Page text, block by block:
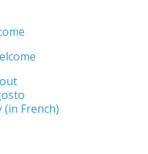
French)